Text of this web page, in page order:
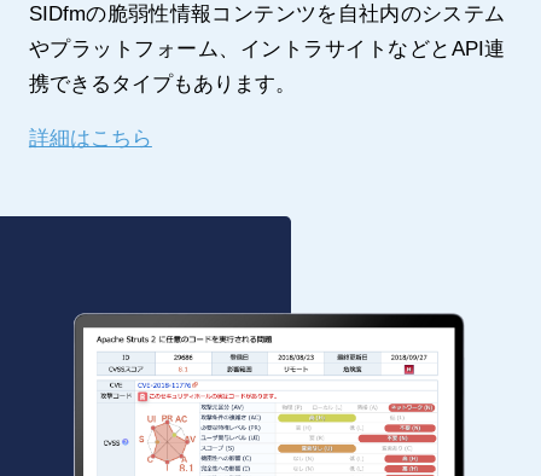
SIDfmの脆弱性情報コンテンツを自社内のシステム
やプラットフォーム、イントラサイトなどとAPI連
携できるタイプもあります。
詳細はこちら